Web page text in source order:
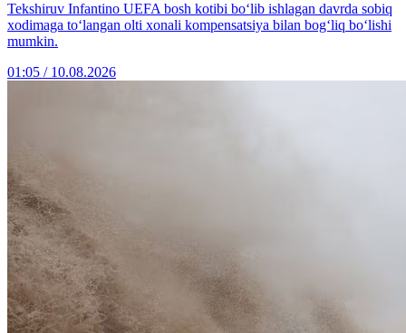
Tekshiruv Infantino UEFA bosh kotibi bo‘lib ishlagan davrda sobiq
xodimaga to‘langan olti xonali kompensatsiya bilan bog‘liq bo‘lishi
mumkin.
01:05 / 10.08.2026